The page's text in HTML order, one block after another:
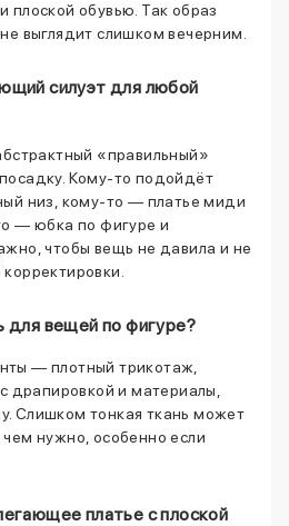
плоской обувью. Так образ
выглядит слишком вечерним.
силуэт для любой
«правильный»
Кому-то подойдёт
низ, кому-то — платье миди
— юбка по фигуре и
чтобы вещь не давила и не
для вещей по фигуре?
— плотный трикотаж,
драпировкой и материалы,
Слишком тонкая ткань может
нужно, особенно если
платье с плоской